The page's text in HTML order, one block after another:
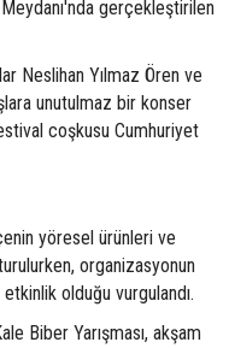
gerçekleştirilen
Neslihan Yılmaz Ören ve
unutulmaz bir konser
coşkusu Cumhuriyet
yöresel ürünleri ve
organizasyonun
olduğu vurgulandı.
Biber Yarışması, akşam